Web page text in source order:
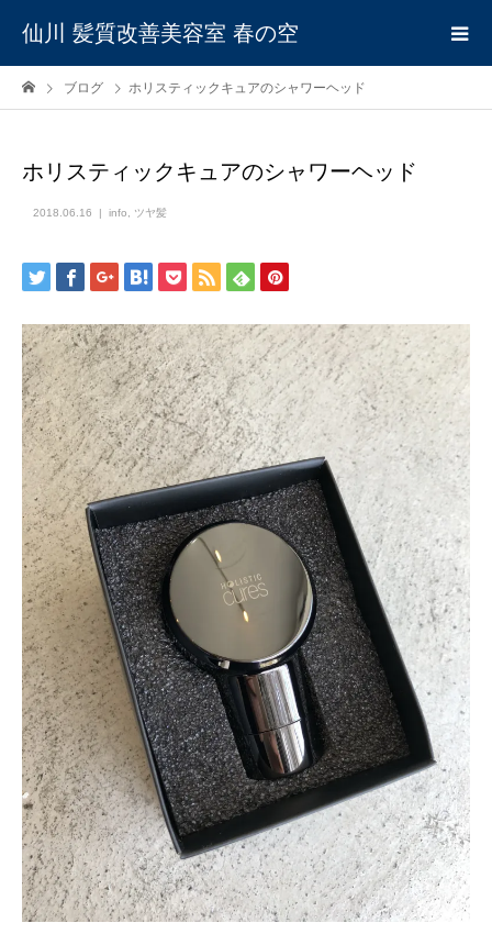
仙川 髪質改善美容室 春の空
ブログ ホリスティックキュアのシャワーヘッド
ホリスティックキュアのシャワーヘッド
2018.06.16 info ツヤ髪